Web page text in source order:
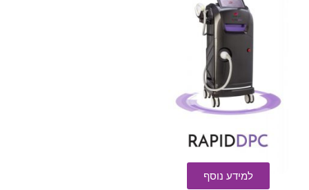
למידע נוסף